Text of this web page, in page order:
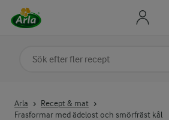
Arla
Recept & mat
Frasformar med ädelost och smörfräst kål
Sök på kategori eller ingrediens